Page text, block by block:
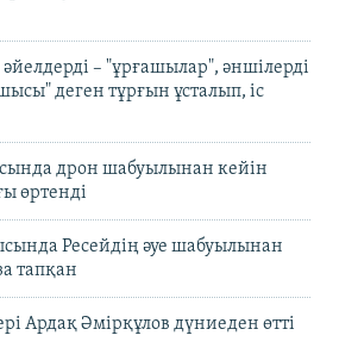
әйелдерді – "ұрғашылар", әншілерді
деген тұрғын ұсталып, іс
дрон шабуылынан кейін
өртенді
Ресейдің әуе шабуылынан
тапқан
Ардақ Әмірқұлов дүниеден өтті